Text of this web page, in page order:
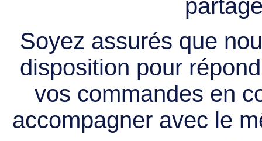
Soyez assurés que
disposition pour
vos commandes en
accompagner avec le